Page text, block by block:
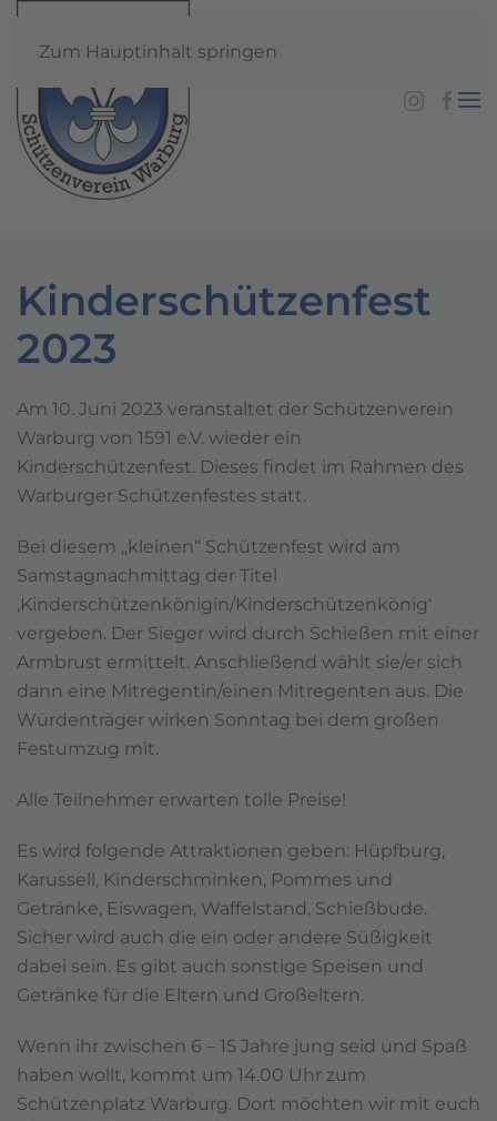
Zum Hauptinhalt springen
Kinderschützenfest
2023
Am 10. Juni 2023 veranstaltet der Schützenverein
Warburg von 1591 e.V. wieder ein
Kinderschützenfest. Dieses findet im Rahmen des
Warburger Schützenfestes statt.
Bei diesem „kleinen“ Schützenfest wird am
Samstagnachmittag der Titel
‚Kinderschützenkönigin/Kinderschützenkönig‘
vergeben. Der Sieger wird durch Schießen mit einer
Armbrust ermittelt. Anschließend wählt sie/er sich
dann eine Mitregentin/einen Mitregenten aus. Die
Würdenträger wirken Sonntag bei dem großen
Festumzug mit.
Alle Teilnehmer erwarten tolle Preise!
Es wird folgende Attraktionen geben: Hüpfburg,
Karussell, Kinderschminken, Pommes und
Getränke, Eiswagen, Waffelstand, Schießbude.
Sicher wird auch die ein oder andere Süßigkeit
dabei sein. Es gibt auch sonstige Speisen und
Getränke für die Eltern und Großeltern.
Wenn ihr zwischen 6 – 15 Jahre jung seid und Spaß
haben wollt, kommt um 14.00 Uhr zum
Schützenplatz Warburg. Dort möchten wir mit euch